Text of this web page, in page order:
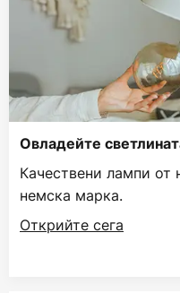
Овладейте
Качествени лампи от
немска марка.
Открийте сега